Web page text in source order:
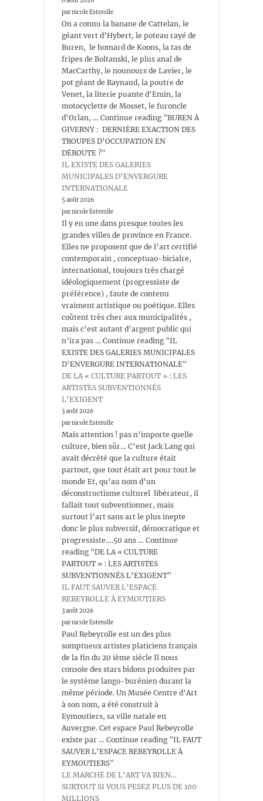
par nicole Esterolle
On a connu la banane de Cattelan, le
géant vert d’Hybert, le poteau rayé de
Buren, le homard de Koons, la tas de
fripes de Boltanski, le plus anal de
MacCarthy, le nounours de Lavier, le
pot géant de Raynaud, la poutre de
Venet, la literie puante d’Emin, la
motocyclette de Mosset, le furoncle
d’Orlan, … Continue reading "BUREN À
GIVERNY : DERNIÈRE EXACTION DES
TROUPES D’OCCUPATION EN
DÉROUTE ?"
IL EXISTE DES GALERIES
MUNICIPALES D’ENVERGURE
INTERNATIONALE
5 août 2026
par nicole Esterolle
Il y en une dans presque toutes les
grandes villes de province en France.
Elles ne proposent que de l’art certifié
contemporain , conceptuao-bicialre,
international, toujours très chargé
idéologiquement (progressiste de
préférence) , faute de contenu
vraiment artistique ou poétique. Elles
coûtent très cher aux municipalités ,
mais c’est autant d’argent public qui
n’ira pas … Continue reading "IL
EXISTE DES GALERIES MUNICIPALES
D’ENVERGURE INTERNATIONALE"
DE LA « CULTURE PARTOUT » : LES
ARTISTES SUBVENTIONNÉS
L’EXIGENT
3 août 2026
par nicole Esterolle
Mais attention ! pas n’importe quelle
culture, bien sûr… C’est Jack Lang qui
avait décrété que la culture était
partout, que tout était art pour tout le
monde Et, qu’au nom d’un
déconstructisme culturel libérateur, il
fallait tout subventionner, mais
surtout l’art sans art le plus inepte
donc le plus subversif, démocratique et
progressiste….50 ans … Continue
reading "DE LA « CULTURE
PARTOUT » : LES ARTISTES
SUBVENTIONNÉS L’EXIGENT"
IL FAUT SAUVER L’ESPACE
REBEYROLLE À EYMOUTIERS
3 août 2026
par nicole Esterolle
Paul Rebeyrolle est un des plus
somptueux artistes platiciens français
de la fin du 20 ième siécle Il nous
console des stars bidons produites par
le système lango-burénien durant la
même période. Un Musée Centre d’Art
à son nom, a été construit à
Eymoutiers, sa ville natale en
Auvergne. Cet espace Paul Rebeyrolle
existe par … Continue reading "IL FAUT
SAUVER L’ESPACE REBEYROLLE À
EYMOUTIERS"
LE MARCHÉ DE L’ART VA BIEN…
SURTOUT SI VOUS PESEZ PLUS DE 100
MILLIONS